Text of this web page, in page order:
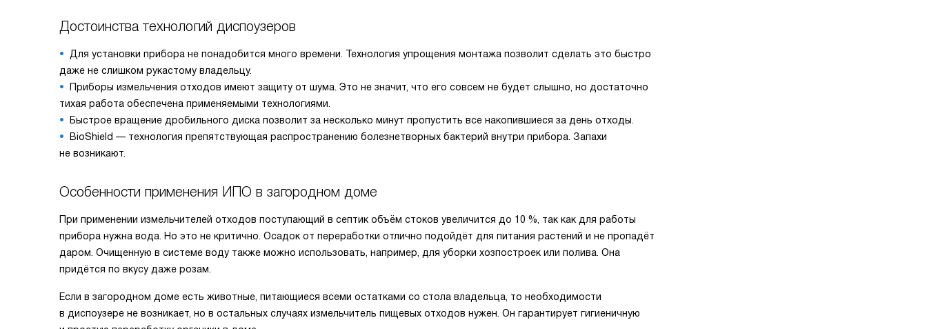
Достоинства технологий диспоузеров
Для установки прибора не понадобится много времени. Технология упрощения монтажа позволит сделать это быстро
даже не слишком рукастому владельцу.
Приборы измельчения отходов имеют защиту от шума. Это не значит, что его совсем не будет слышно, но достаточно
тихая работа обеспечена применяемыми технологиями.
Быстрое вращение дробильного диска позволит за несколько минут пропустить все накопившиеся за день отходы.
BioShield — технология препятствующая распространению болезнетворных бактерий внутри прибора. Запахи
не возникают.
Особенности применения ИПО в загородном доме
При применении измельчителей отходов поступающий в септик объём стоков увеличится до 10 %, так как для работы
прибора нужна вода. Но это не критично. Осадок от переработки отлично подойдёт для питания растений и не пропадёт
даром. Очищенную в системе воду также можно использовать, например, для уборки хозпостроек или полива. Она
придётся по вкусу даже розам.
Если в загородном доме есть животные, питающиеся всеми остатками со стола владельца, то необходимости
в диспоузере не возникает, но в остальных случаях измельчитель пищевых отходов нужен. Он гарантирует гигиеничную